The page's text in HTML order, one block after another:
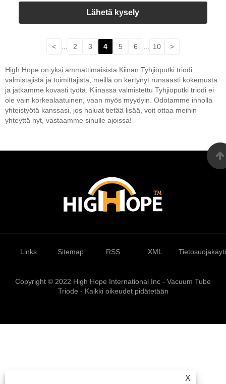
Lähetä kysely
< 2 3 4 5 6 10 >
High Hope on yksi ammattimaisista Kiinan Tyhjiöputki triodi
valmistajista ja toimittajista, meillä on kertynyt runsaasti kokemusta
ja jatkamme kovasti työtä. Kiinassa valmistettu Tyhjiöputki triodi ei
ole vain korkealaatuinen, vaan myös myydyin. Odotamme innolla
yhteistyötä kanssasi, jos haluat tietää lisää, voit ottaa meihin
yhteyttä nyt, vastaamme sinulle ajoissa!
X
Links Sitemap RSS XML
Copyright © 2022 High Hope International Inc - Vacuum Tube
Triode - Kaikki oikeudet pidätetään